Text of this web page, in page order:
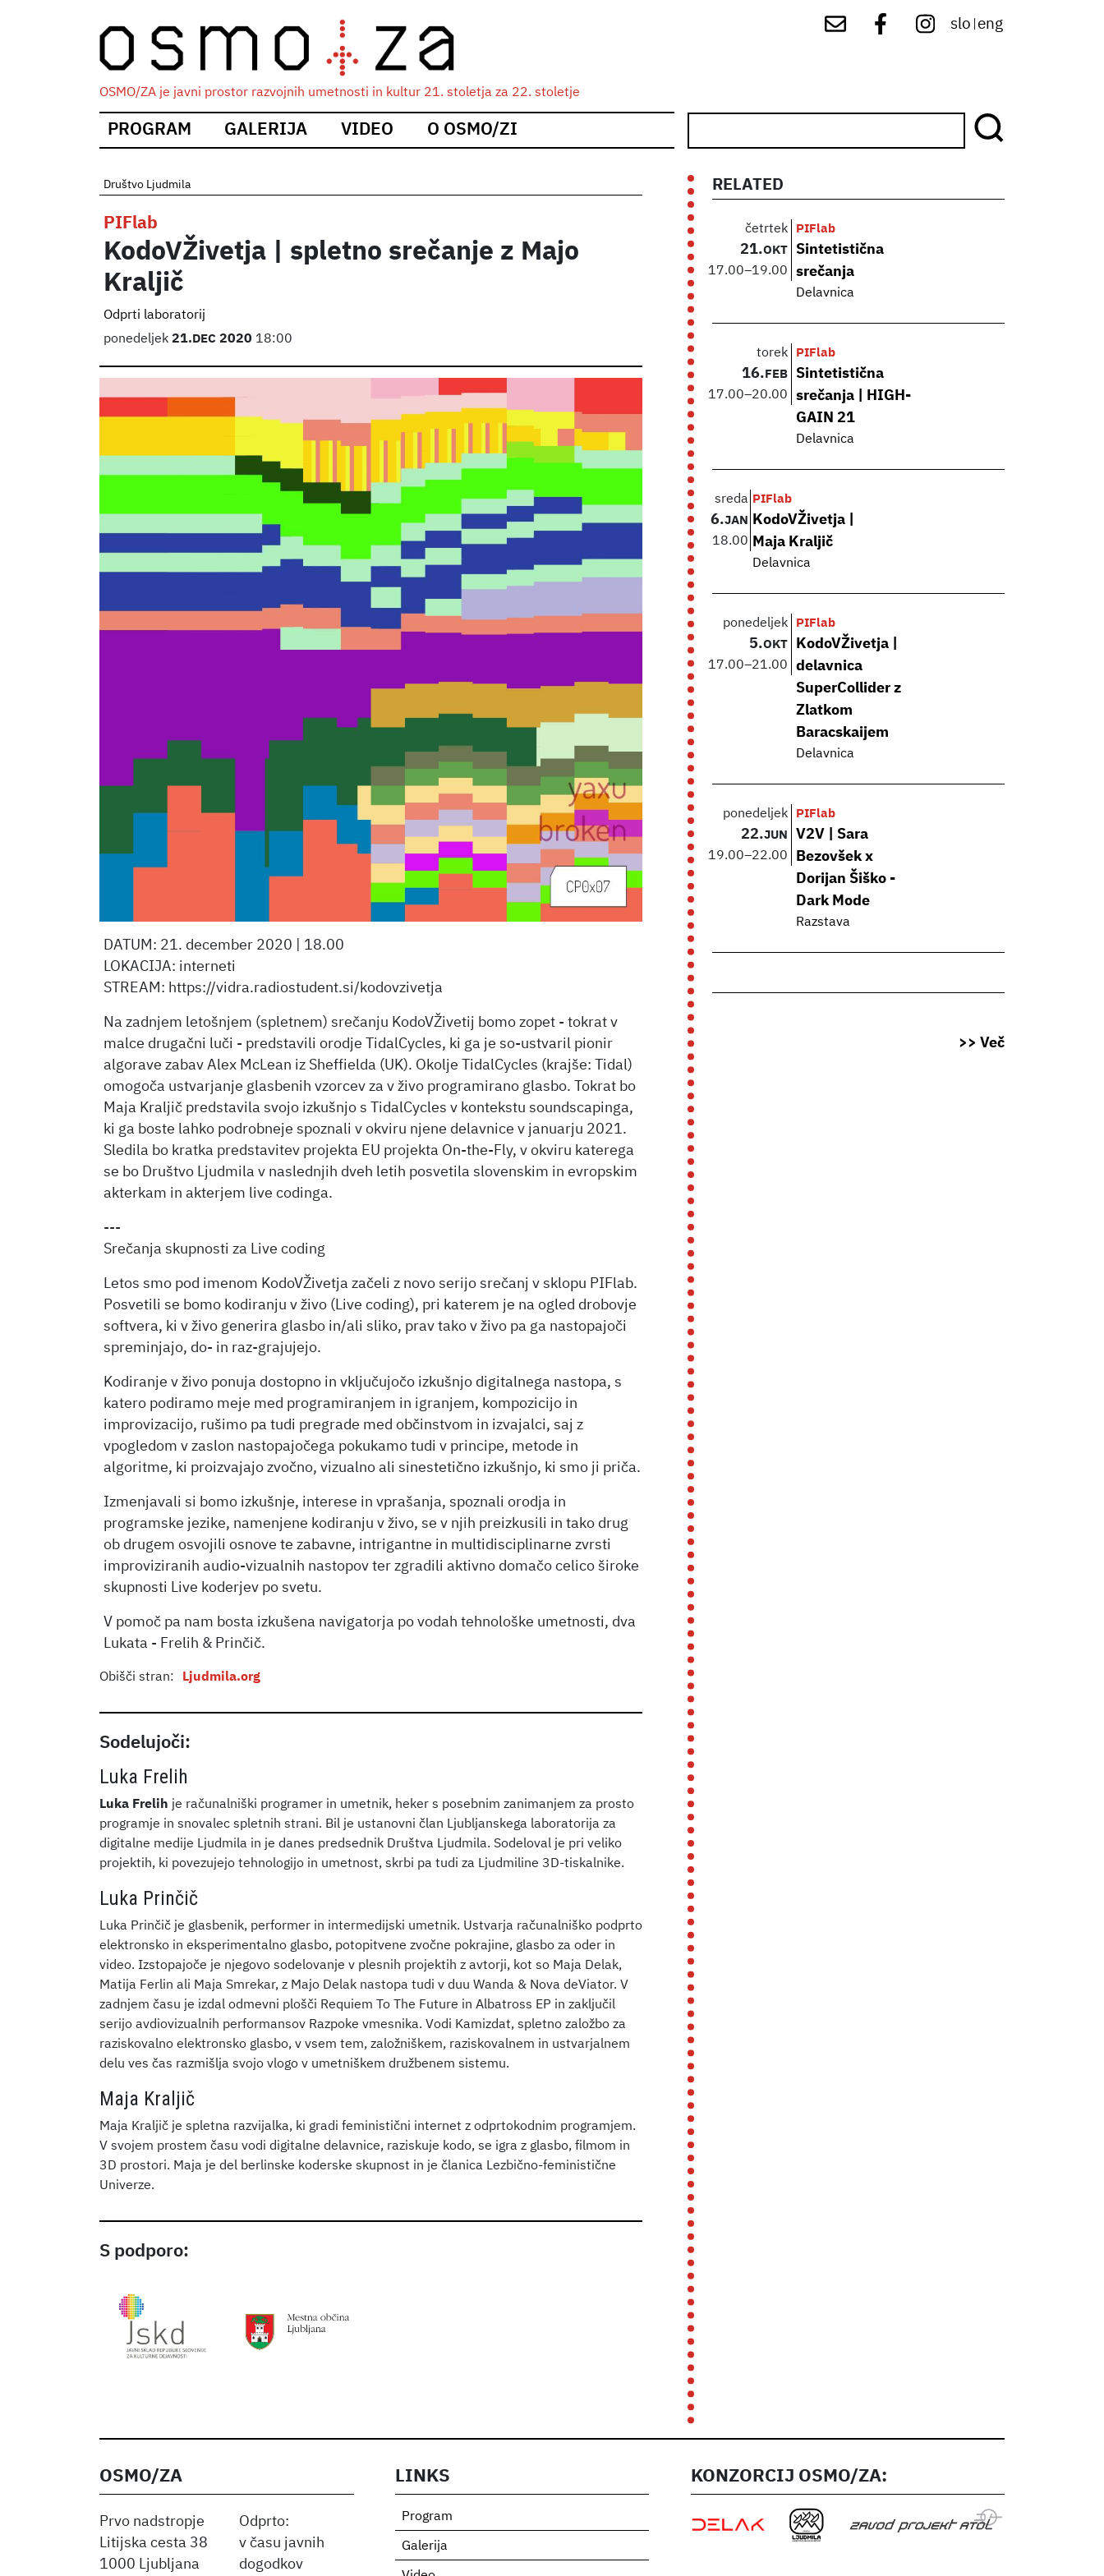
OSMO/ZA je javni prostor razvojnih umetnosti in kultur 21. stoletja za 22. stoletje
slo eng
Main
PROGRAM GALERIJA VIDEO O OSMO/ZI
Društvo Ljudmila
PIFlab
KodoVŽivetja | spletno srečanje z Majo
Kraljič
Odprti laboratorij
ponedeljek 21. DEC 2020 18:00
DATUM: 21. december 2020 | 18.00
LOKACIJA: interneti
STREAM: https://vidra.radiostudent.si/kodovzivetja
Na zadnjem letošnjem (spletnem) srečanju KodoVŽivetij bomo zopet - tokrat v
malce drugačni luči - predstavili orodje TidalCycles, ki ga je so-ustvaril pionir
algorave zabav Alex McLean iz Sheffielda (UK). Okolje TidalCycles (krajše: Tidal)
omogoča ustvarjanje glasbenih vzorcev za v živo programirano glasbo. Tokrat bo
Maja Kraljič predstavila svojo izkušnjo s TidalCycles v kontekstu soundscapinga,
ki ga boste lahko podrobneje spoznali v okviru njene delavnice v januarju 2021.
Sledila bo kratka predstavitev projekta EU projekta On-the-Fly, v okviru katerega
se bo Društvo Ljudmila v naslednjih dveh letih posvetila slovenskim in evropskim
akterkam in akterjem live codinga.
---
Srečanja skupnosti za Live coding
Letos smo pod imenom KodoVŽivetja začeli z novo serijo srečanj v sklopu PIFlab.
Posvetili se bomo kodiranju v živo (Live coding), pri katerem je na ogled drobovje
softvera, ki v živo generira glasbo in/ali sliko, prav tako v živo pa ga nastopajoči
spreminjajo, do- in raz-grajujejo.
Kodiranje v živo ponuja dostopno in vključujočo izkušnjo digitalnega nastopa, s
katero podiramo meje med programiranjem in igranjem, kompozicijo in
improvizacijo, rušimo pa tudi pregrade med občinstvom in izvajalci, saj z
vpogledom v zaslon nastopajočega pokukamo tudi v principe, metode in
algoritme, ki proizvajajo zvočno, vizualno ali sinestetično izkušnjo, ki smo ji priča.
Izmenjavali si bomo izkušnje, interese in vprašanja, spoznali orodja in
programske jezike, namenjene kodiranju v živo, se v njih preizkusili in tako drug
ob drugem osvojili osnove te zabavne, intrigantne in multidisciplinarne zvrsti
improviziranih audio-vizualnih nastopov ter zgradili aktivno domačo celico široke
skupnosti Live koderjev po svetu.
V pomoč pa nam bosta izkušena navigatorja po vodah tehnološke umetnosti, dva
Lukata - Frelih & Prinčič.
Obišči stran: Ljudmila.org
Sodelujoči:
Luka Frelih
Luka Frelih je računalniški programer in umetnik, heker s posebnim zanimanjem za prosto
programje in snovalec spletnih strani. Bil je ustanovni član Ljubljanskega laboratorija za
digitalne medije Ljudmila in je danes predsednik Društva Ljudmila. Sodeloval je pri veliko
projektih, ki povezujejo tehnologijo in umetnost, skrbi pa tudi za Ljudmiline 3D-tiskalnike.
Luka Prinčič
Luka Prinčič je glasbenik, performer in intermedijski umetnik. Ustvarja računalniško podprto
elektronsko in eksperimentalno glasbo, potopitvene zvočne pokrajine, glasbo za oder in
video. Izstopajoče je njegovo sodelovanje v plesnih projektih z avtorji, kot so Maja Delak,
Matija Ferlin ali Maja Smrekar, z Majo Delak nastopa tudi v duu Wanda & Nova deViator. V
zadnjem času je izdal odmevni plošči Requiem To The Future in Albatross EP in zaključil
serijo avdiovizualnih performansov Razpoke vmesnika. Vodi Kamizdat, spletno založbo za
raziskovalno elektronsko glasbo, v vsem tem, založniškem, raziskovalnem in ustvarjalnem
delu ves čas razmišlja svojo vlogo v umetniškem družbenem sistemu.
Maja Kraljič
Maja Kraljič je spletna razvijalka, ki gradi feministični internet z odprtokodnim programjem.
V svojem prostem času vodi digitalne delavnice, raziskuje kodo, se igra z glasbo, filmom in
3D prostori. Maja je del berlinske koderske skupnost in je članica Lezbično-feministične
Univerze.
S podporo:
RELATED
četrtek
21.OKT
17.00–19.00
PIFlab
Sintetistična
srečanja
Delavnica
torek
16. FEB
17.00–20.00
PIFlab
Sintetistična
srečanja | HIGH-
GAIN 21
Delavnica
sreda
6.JAN
18.00
PIFlab
KodoVŽivetja |
Maja Kraljič
Delavnica
ponedeljek
5.OKT
17.00–21.00
PIFlab
KodoVŽivetja |
delavnica
SuperCollider z
Zlatkom
Baracskaijem
Delavnica
ponedeljek
22.JUN
19.00–22.00
PIFlab
V2V | Sara
Bezovšek x
Dorijan Šiško -
Dark Mode
Razstava
>> Več
OSMO/ZA
Prvo nadstropje
Litijska cesta 38
1000 Ljubljana
Odprto:
v času javnih
dogodkov
LINKS
Program
Galerija
KONZORCIJ OSMO/ZA: